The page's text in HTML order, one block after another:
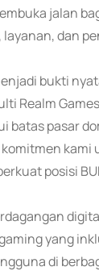
jalan
dan
bukti
Realm
batas pasar
kami
posisi
yang
di